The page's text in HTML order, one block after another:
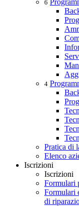
6
4
Pratica di
Elenco
Iscrizioni
Iscrizioni
Formulari
Formulari
di